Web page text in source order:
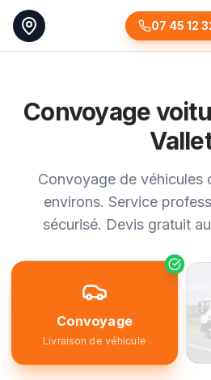
07 45 12
Convoyage
Convoyage de véhicules
environs. Service
sécurisé. Devis gratuit
Convoyage
Livraison de véhicule